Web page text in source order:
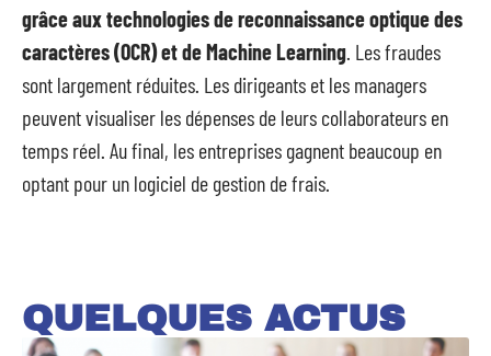
grâce aux technologies de reconnaissance optique des
caractères (OCR) et de Machine Learning . Les fraudes
sont largement réduites. Les dirigeants et les managers
peuvent visualiser les dépenses de leurs collaborateurs en
temps réel. Au final, les entreprises gagnent beaucoup en
optant pour un logiciel de gestion de frais.
QUELQUES ACTUS